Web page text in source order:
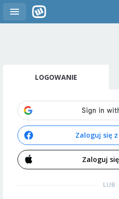
LOGOWANIE
Zaloguj się
Zaloguj
LUB